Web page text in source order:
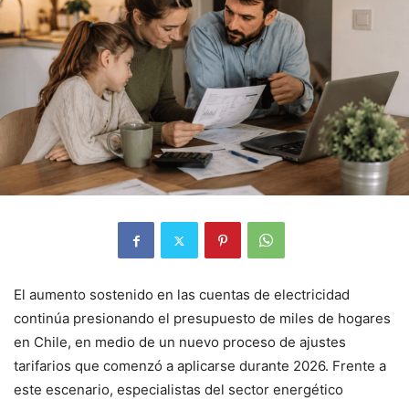
El aumento sostenido en las cuentas de electricidad
continúa presionando el presupuesto de miles de hogares
en Chile, en medio de un nuevo proceso de ajustes
tarifarios que comenzó a aplicarse durante 2026. Frente a
este escenario, especialistas del sector energético